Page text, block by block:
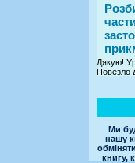
Дякую!
Повезло
Ми
нашу
книгу,